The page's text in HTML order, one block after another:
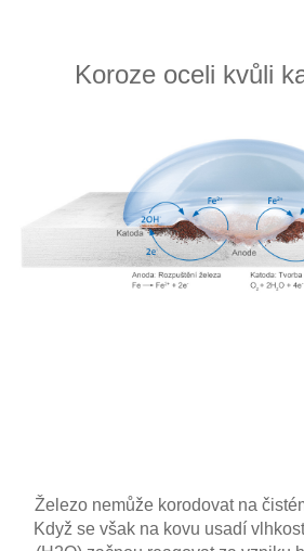
Koroze oceli kvůli
Železo nemůže korodovat na
Když se však na kovu usadí